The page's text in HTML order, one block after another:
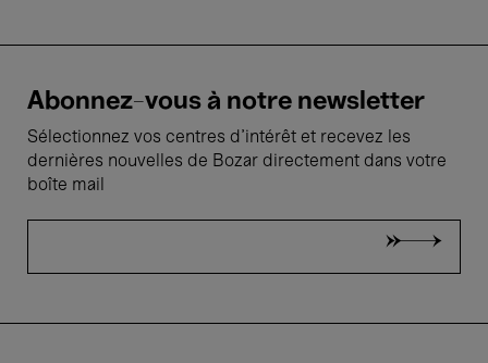
Abonnez-vous à notre newsletter
Sélectionnez vos centres d'intérêt et recevez les
dernières nouvelles de Bozar directement dans votre
boîte mail